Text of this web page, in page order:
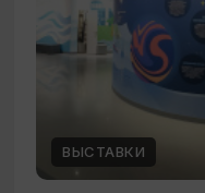
ВЫСТАВКИ